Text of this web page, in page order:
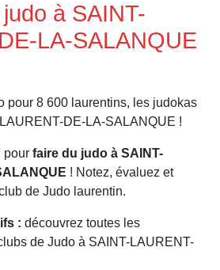
à SAINT-
LA-SALANQUE
pour 8 600 laurentins, les judokas
DE-LA-SALANQUE !
pour faire du judo à SAINT-
! Notez, évaluez et
de Judo laurentin.
: découvrez toutes les
de Judo à SAINT-LAURENT-